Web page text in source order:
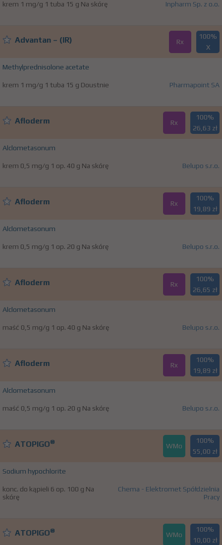
krem 1 mg/g 1 tuba 15 g Na skórę Inpharm Sp. z o.o.
Advantan – (IR) Rx
100%
X
Methylprednisolone acetate
krem 1 mg/g 1 tuba 15 g Doustnie Pharmapoint SA
Afloderm Rx
100%
26,63 zł
Alclometasonum
krem 0,5 mg/g 1 op. 40 g Na skórę Belupo s.r.o.
Afloderm Rx
100%
19,89 zł
Alclometasonum
krem 0,5 mg/g 1 op. 20 g Na skórę Belupo s.r.o.
Afloderm Rx
100%
26,65 zł
Alclometasonum
maść 0,5 mg/g 1 op. 40 g Na skórę Belupo s.r.o.
Afloderm Rx
100%
19,89 zł
Alclometasonum
maść 0,5 mg/g 1 op. 20 g Na skórę Belupo s.r.o.
ATOPIGO® WMo
100%
55,00 zł
Sodium hypochlorite
konc. do kąpieli 6 op. 100 g Na
skórę
Chema - Elektromet Spółdzielnia
Pracy
ATOPIGO® WMo
100%
10,00 zł